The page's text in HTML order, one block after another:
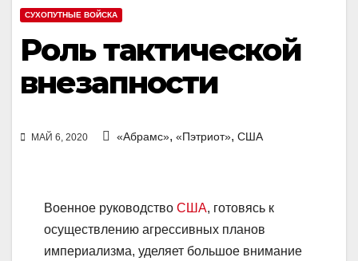
СУХОПУТНЫЕ ВОЙСКА
Роль тактической
внезапности
МАЙ 6, 2020 «Абрамс», «Пэтриот», США
Военное руководство США, готовясь к
осуществлению агрессивных планов
империализма, уделяет большое внимание